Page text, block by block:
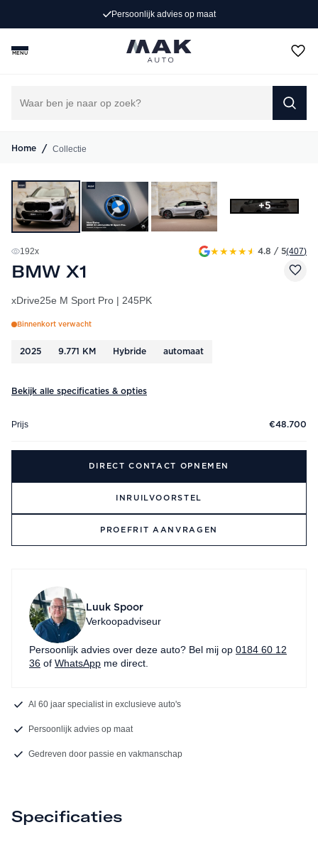
4.8/ 5(407)
MENU
Home / Collectie
+5
192x ★★★★★ 4.8 / 5(407)
BMW X1
xDrive25e M Sport Pro | 245PK
Binnenkort verwacht
2025 9.771 KM Hybride automaat
Bekijk alle specificaties & opties
Prijs €48.700
DIRECT CONTACT OPNEMEN
INRUILVOORSTEL
PROEFRIT AANVRAGEN
Luuk Spoor
Verkoopadviseur
Persoonlijk advies over deze auto? Bel mij op 0184 60 12
36 of WhatsApp me direct.
Al 60 jaar specialist in exclusieve auto's
Persoonlijk advies op maat
Gedreven door passie en vakmanschap
Specificaties